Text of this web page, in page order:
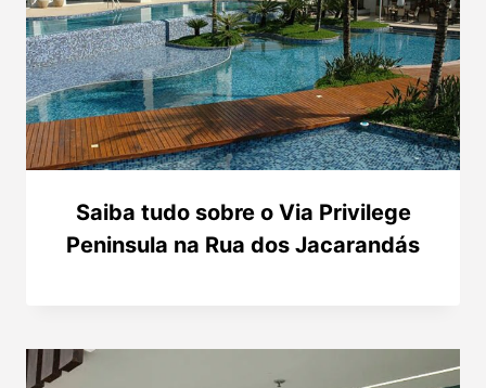
Saiba tudo sobre o Via Privilege
Peninsula na Rua dos Jacarandás